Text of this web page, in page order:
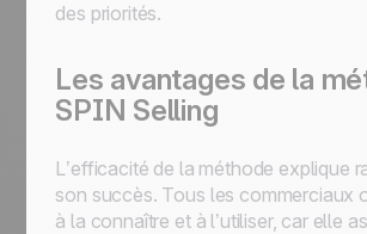
des priorités.
Les avantages de la
SPIN Selling
L’efficacité de la méthode explique
son succès. Tous les commerciaux
à la connaître et à l’utiliser, car elle